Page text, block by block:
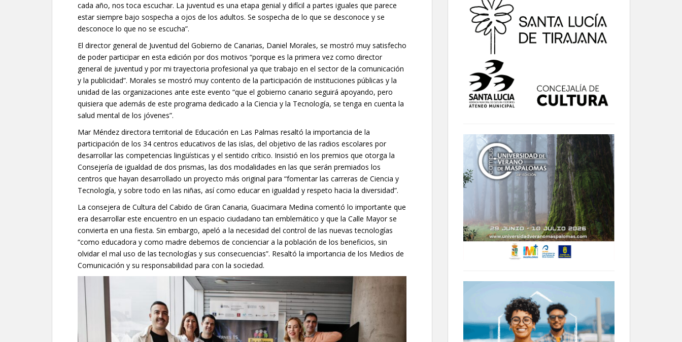
cada año, nos toca escuchar. La juventud es una etapa genial y difícil a partes iguales que parece
estar siempre bajo sospecha a ojos de los adultos. Se sospecha de lo que se desconoce y se
desconoce lo que no se escucha”.
El director general de Juventud del Gobierno de Canarias, Daniel Morales, se mostró muy satisfecho
de poder participar en esta edición por dos motivos “porque es la primera vez como director
general de juventud y por mi trayectoria profesional ya que trabajo en el sector de la comunicación
y la publicidad”. Morales se mostró muy contento de la participación de instituciones públicas y la
unidad de las organizaciones ante este evento “que el gobierno canario seguirá apoyando, pero
quisiera que además de este programa dedicado a la Ciencia y la Tecnología, se tenga en cuenta la
salud mental de los jóvenes”.
Mar Méndez directora territorial de Educación en Las Palmas resaltó la importancia de la
participación de los 34 centros educativos de las islas, del objetivo de las radios escolares por
desarrollar las competencias lingüísticas y el sentido crítico. Insistió en los premios que otorga la
Consejería de igualdad de dos prismas, las dos modalidades en las que serán premiados los
centros que hayan desarrollado un proyecto más original para “fomentar las carreras de Ciencia y
Tecnología, y sobre todo en las niñas, así como educar en igualdad y respeto hacia la diversidad”.
La consejera de Cultura del Cabido de Gran Canaria, Guacimara Medina comentó lo importante que
era desarrollar este encuentro en un espacio ciudadano tan emblemático y que la Calle Mayor se
convierta en una fiesta. Sin embargo, apeló a la necesidad del control de las nuevas tecnologías
“como educadora y como madre debemos de concienciar a la población de los beneficios, sin
olvidar el mal uso de las tecnologías y sus consecuencias”. Resaltó la importancia de los Medios de
Comunicación y su responsabilidad para con la sociedad.